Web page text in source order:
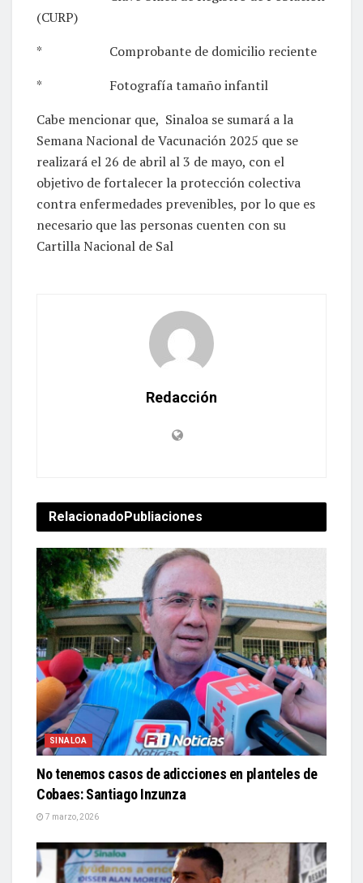
(CURP)
* Comprobante de domicilio reciente
* Fotografía tamaño infantil
Cabe mencionar que, Sinaloa se sumará a la
Semana Nacional de Vacunación 2025 que se
realizará el 26 de abril al 3 de mayo, con el
objetivo de fortalecer la protección colectiva
contra enfermedades prevenibles, por lo que es
necesario que las personas cuenten con su
Cartilla Nacional de Sal
Redacción
RelacionadoPubliaciones
SINALOA
No tenemos casos de adicciones en planteles de
Cobaes: Santiago Inzunza
7 marzo, 2026